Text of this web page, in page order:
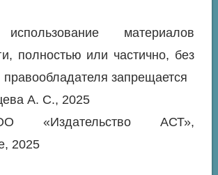
материалов
полностью или частично, без
запрещается
А. С., 2025
АСТ»,
2025